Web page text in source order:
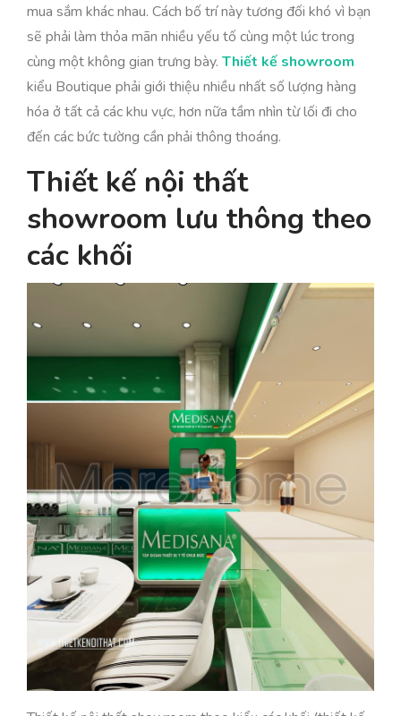
mua sắm khác nhau. Cách bố trí này tương đối khó vì bạn
sẽ phải làm thỏa mãn nhiều yếu tố cùng một lúc trong
cùng một không gian trưng bày. Thiết kế showroom
kiểu Boutique phải giới thiệu nhiều nhất số lượng hàng
hóa ở tất cả các khu vực, hơn nữa tầm nhìn từ lối đi cho
đến các bức tường cần phải thông thoáng.
Thiết kế nội thất
showroom lưu thông theo
các khối